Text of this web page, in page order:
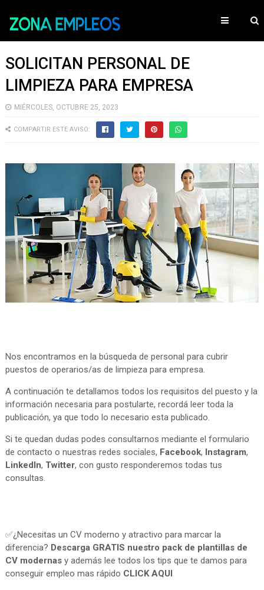
SOLICITAN PERSONAL DE
LIMPIEZA PARA EMPRESA
MIÉRCOLES, OCTUBRE 25, 2023
COMPARTIR ESTE AVISO:
Nos encontramos en la búsqueda de personal para cubrir
puestos de operarios/as de limpieza para empresa.
A continuación te detallamos todos los requisitos del puesto y la
información necesaria para postularte, recordá leer toda la
publicación, ya que todo lo necesario esta publicado.
Si te quedan dudas podes consultarnos mediante el formulario
de contacto o nuestras redes sociales, Facebook, Instagram,
LinkedIn, Twitter, con gusto responderemos todas tus
consultas.
✅¿Necesitas un CV moderno y atractivo para marcar la
diferencia? Descarga GRATIS nuestro pack de plantillas de
CV modernasy además lee todos los tips que te damos para
conseguir empleo mas rápido CLICK AQUI